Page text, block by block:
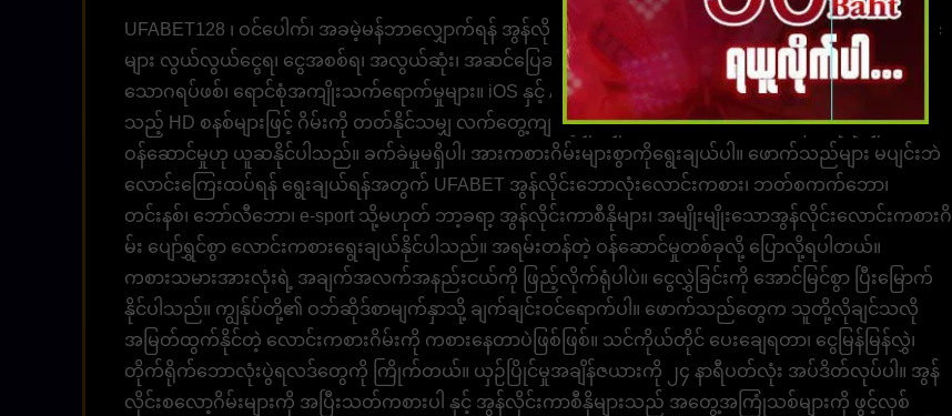
UFABET128 ၊ ဝင်ပေါက်၊ အခမဲ့မန်ဘာလျှောက်ရန် အွန်လိုင်းဘောလုံးလောင်းကစား၊ စိတ်ကြိုက်ဘောလုံးအဆင့်
များ လွယ်လွယ်ငွေရ၊ ငွေအစစ်ရ၊ အလွယ်ဆုံး၊ အဆင်ပြေဆုံး၊ အပျော်ဆုံး ထူးခြားသောဂိမ်းစတိုင်နှင့်အတူ လှပ
သောဂရပ်ဖစ်၊ ရောင်စုံအကျိုးသက်ရောက်မှုများ။ iOS နှင့် Android လည်ပတ်မှုစနစ်နှစ်မျိုးလုံးတွင်အသုံးပြုနိုင်
သည့် HD စနစ်များဖြင့် ဂိမ်းကို တတ်နိုင်သမျှ လက်တွေ့ကျကျ ရှင်းရှင်းလင်းလင်း ကစားပါ။ ၎င်းကို ရိုးရှင်းသော
ဝန်ဆောင်မှုဟု ယူဆနိုင်ပါသည်။ ခက်ခဲမှုမရှိပါ၊ အားကစားဂိမ်းများစွာကိုရွေးချယ်ပါ။ ဖောက်သည်များ မပျင်းဘဲ
လောင်းကြေးထပ်ရန် ရွေးချယ်ရန်အတွက် UFABET အွန်လိုင်းဘောလုံးလောင်းကစား၊ ဘတ်စကက်ဘော၊
တင်းနစ်၊ ဘော်လီဘော၊ e-sport သို့မဟုတ် ဘာ့ခရာ့ အွန်လိုင်းကာစီနိုများ၊ အမျိုးမျိုးသောအွန်လိုင်းလောင်းကစားဂိ
မ်း ပျော်ရွှင်စွာ လောင်းကစားရွေးချယ်နိုင်ပါသည်။ အရမ်းတန်တဲ့ ဝန်ဆောင်မှုတစ်ခုလို့ ပြောလို့ရပါတယ်။
ကစားသမားအားလုံးရဲ့ အချက်အလက်အနည်းငယ်ကို ဖြည့်လိုက်ရုံပါပဲ။ ငွေလွှဲခြင်းကို အောင်မြင်စွာ ပြီးမြောက်
နိုင်ပါသည်။ ကျွန်ုပ်တို့၏ ဝဘ်ဆိုဒ်စာမျက်နှာသို့ ချက်ချင်းဝင်ရောက်ပါ။ ဖောက်သည်တွေက သူတို့လိုချင်သလို
အမြတ်ထွက်နိုင်တဲ့ လောင်းကစားဂိမ်းကို ကစားနေတာပဲဖြစ်ဖြစ်။ သင်ကိုယ်တိုင် ပေးချေရတာ၊ ငွေမြန်မြန်လွှဲ၊
တိုက်ရိုက်ဘောလုံးပွဲရလဒ်တွေကို ကြိုက်တယ်။ ယှဉ်ပြိုင်မှုအချိန်ဇယားကို ၂၄ နာရီပတ်လုံး အပ်ဒိတ်လုပ်ပါ။ အွန်
လိုင်းစလော့ဂိမ်းများကို အပြီးသတ်ကစားပါ နှင့် အွန်လိုင်းကာစီနိုများသည် အတွေ့အကြုံသစ်များကို ဖွင့်လှစ်